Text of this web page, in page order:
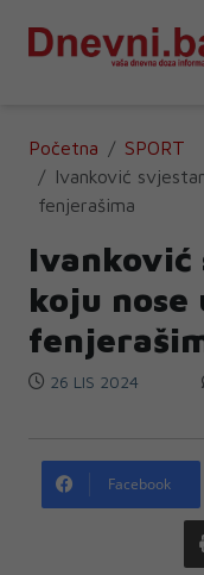
Početna
SPORT
Ivanković
fenjerašima
Ivanković
koju nose
26 LIS 2024
Facebook